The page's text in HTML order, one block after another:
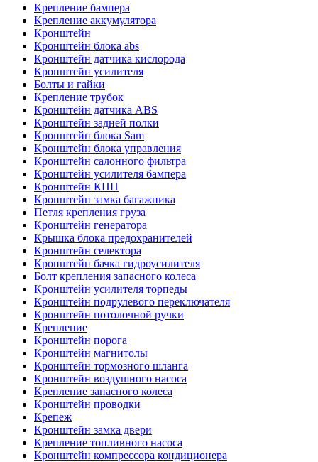
Крепление бампера
Крепление аккумулятора
Кронштейн
Кронштейн блока abs
Кронштейн датчика кислорода
Кронштейн усилителя
Болты и гайки
Крепление трубок
Кронштейн датчика ABS
Кронштейн задней полки
Кронштейн блока Sam
Кронштейн блока управления
Кронштейн салонного фильтра
Кронштейн усилителя бампера
Кронштейн КПП
Кронштейн замка багажника
Петля крепления груза
Кронштейн генератора
Крышка блока предохранителей
Кронштейн селектора
Кронштейн бачка гидроусилителя
Болт крепления запасного колеса
Кронштейн усилителя торпеды
Кронштейн подрулевого переключателя
Кронштейн потолочной ручки
Крепление
Кронштейн порога
Кронштейн магнитолы
Кронштейн тормозного шланга
Кронштейн воздушного насоса
Крепление запасного колеса
Кронштейн проводки
Крепеж
Кронштейн замка двери
Крепление топливного насоса
Кронштейн компрессора кондиционера